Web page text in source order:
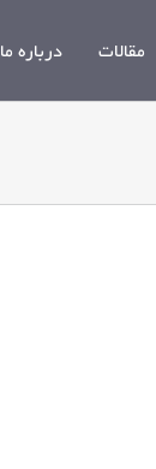
مقالات درباره ما